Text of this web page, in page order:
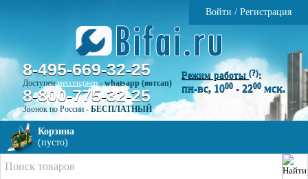
Войти / Регистрация
8-495-669-32-25
Доступенмессенджер-whatsapp (вотсап)
8-800-775-32-25
Звонок по России - БЕСПЛАТНЫЙ
Режим работы (?):
пн-вс, 1000 - 2200 мск.
Корзина
(пусто)